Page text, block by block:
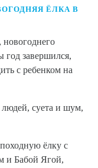
ЁЛКА В
новогоднего
год завершился,
с ребенком на
суета и шум,
ёлку с
и Бабой Ягой,